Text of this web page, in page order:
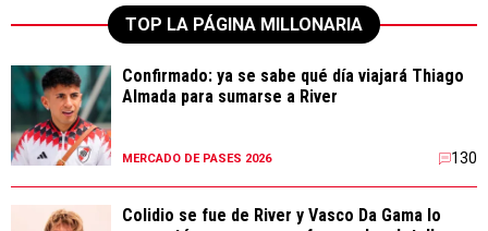
TOP LA PÁGINA MILLONARIA
Confirmado: ya se sabe qué día viajará Thiago
Almada para sumarse a River
MERCADO DE PASES 2026 130
Colidio se fue de River y Vasco Da Gama lo